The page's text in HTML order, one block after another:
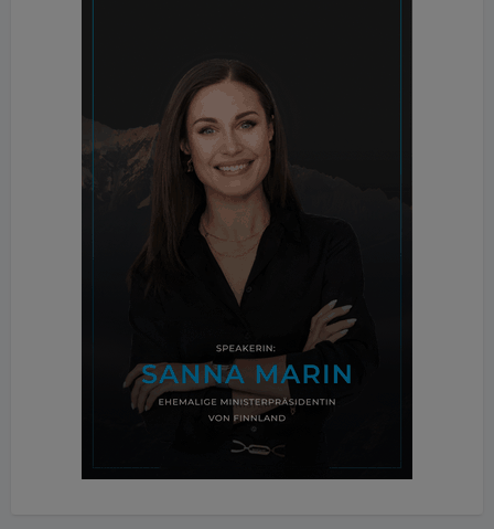
Bereich der High-Class-Immobilien, wo viele
internationale Interessenten vor der Frage stehen,
zur Live-Besichtigung eine weite Reise auf sich zu
nehmen, geht man damit einen großen Schritt auf
den Immobiliensuchenden zu. Zusätzlich dazu gibt
es auch noch die FindMyHome.at Open-House-
Days über Facebook mit rund 5.000 Zusehern pro